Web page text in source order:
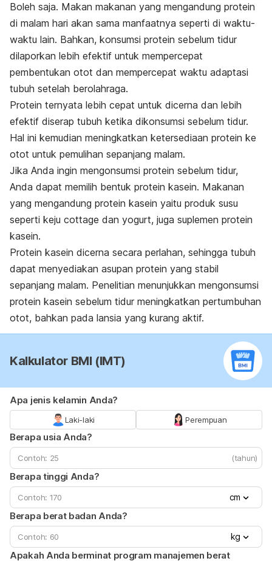
Boleh saja. Makan makanan yang mengandung protein
di malam hari akan sama manfaatnya seperti di waktu-
waktu lain. Bahkan, konsumsi protein sebelum tidur
dilaporkan lebih efektif untuk mempercepat
pembentukan otot dan mempercepat waktu adaptasi
tubuh setelah berolahraga.
Protein ternyata lebih cepat untuk dicerna dan lebih
efektif diserap tubuh ketika dikonsumsi sebelum tidur.
Hal ini kemudian meningkatkan ketersediaan protein ke
otot untuk pemulihan sepanjang malam.
Jika Anda ingin mengonsumsi protein sebelum tidur,
Anda dapat memilih bentuk protein kasein. Makanan
yang mengandung protein kasein yaitu produk susu
seperti keju cottage dan yogurt, juga suplemen protein
kasein.
Protein kasein dicerna secara perlahan, sehingga tubuh
dapat menyediakan asupan protein yang stabil
sepanjang malam. Penelitian menunjukkan mengonsumsi
protein kasein sebelum tidur meningkatkan pertumbuhan
otot, bahkan pada lansia yang kurang aktif.
Kalkulator BMI (IMT)
Apa jenis kelamin Anda?
Laki-laki Perempuan
Berapa usia Anda?
(tahun)
Berapa tinggi Anda?
cm
Berapa berat badan Anda?
kg
Apakah Anda berminat program manajemen berat